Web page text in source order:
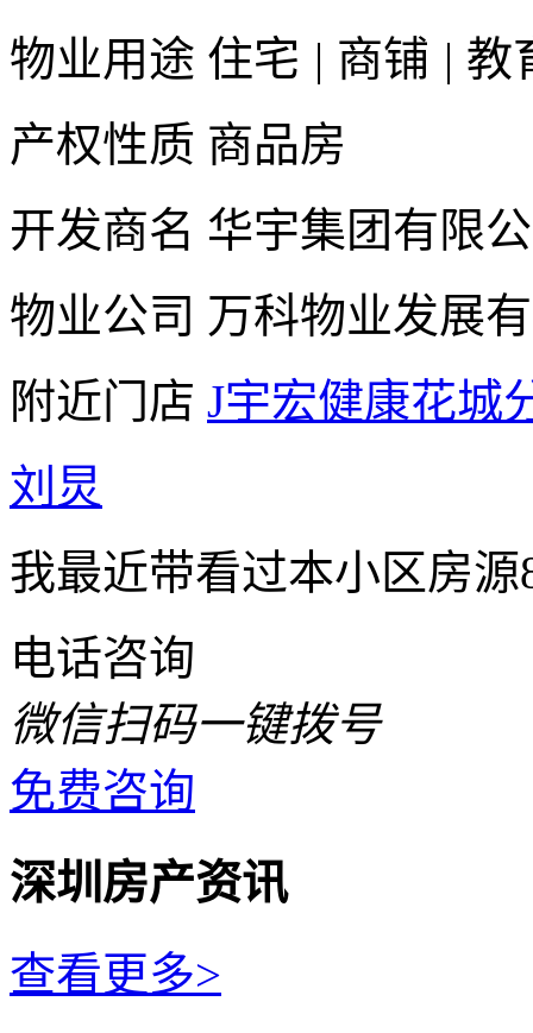
物业用途 住宅 | 商铺 | 教
产权性质 商品房
开发商名 华宇集团有限
物业公司 万科物业发展
附近门店 J宇宏健康花城
刘炅
我最近带看过本小区房
电话咨询
微信扫码一键拨号
免费咨询
深圳房产资讯
查看更多>